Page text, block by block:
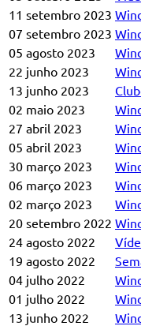
11 setembro 2023
07 setembro 2023
05 agosto 2023
22 junho 2023
13 junho 2023
02 maio 2023
27 abril 2023
05 abril 2023
30 março 2023
06 março 2023
02 março 2023
20 setembro 2022
24 agosto 2022
19 agosto 2022
04 julho 2022
01 julho 2022
13 junho 2022